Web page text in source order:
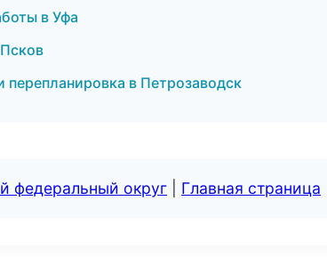
в Уфа
в Петрозаводск
федеральный округ Главная страница